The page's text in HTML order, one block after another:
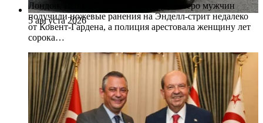
5 августа 2026
Лондон, Великобритания. В среду четверо мужчин
получили ножевые ранения на Энделл-стрит недалеко
от Ковент-Гардена, а полиция арестовала женщину лет
сорока…